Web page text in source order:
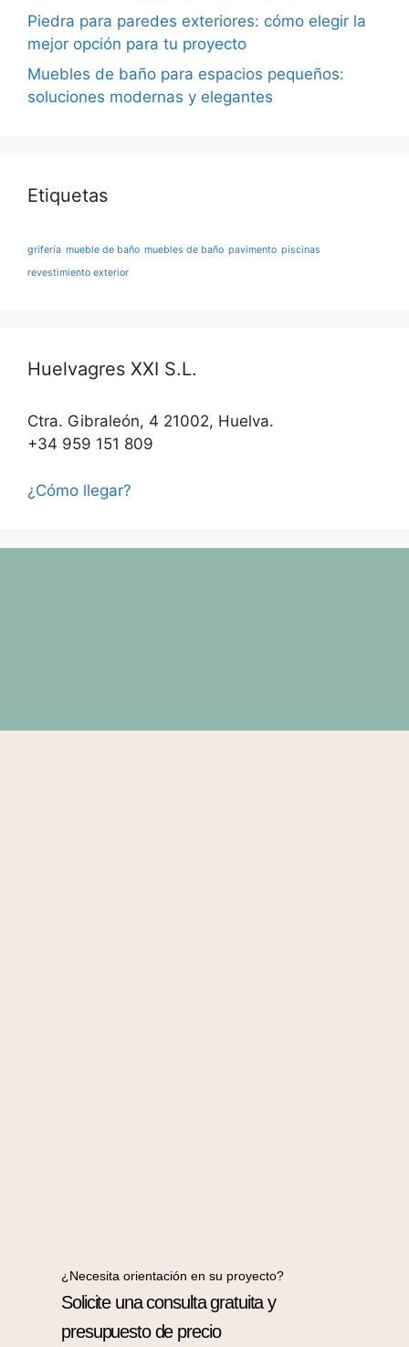
Piedra para paredes exteriores: cómo elegir la
mejor opción para tu proyecto
Muebles de baño para espacios pequeños:
soluciones modernas y elegantes
Etiquetas
grifería mueble de baño muebles de baño pavimento piscinas
revestimiento exterior
Huelvagres XXI S.L.
Ctra. Gibraleón, 4 21002, Huelva.
+34 959 151 809
¿Cómo llegar?
¿Necesita orientación en su proyecto?
Solicite una consulta gratuita y
presupuesto de precio